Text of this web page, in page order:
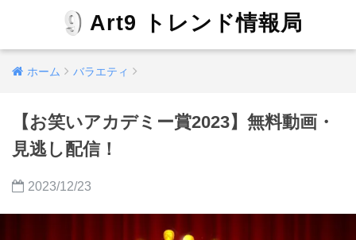
Art9 トレンド情報局
ホーム バラエティ
【お笑いアカデミー賞2023】無料動画・
見逃し配信！
2023/12/23